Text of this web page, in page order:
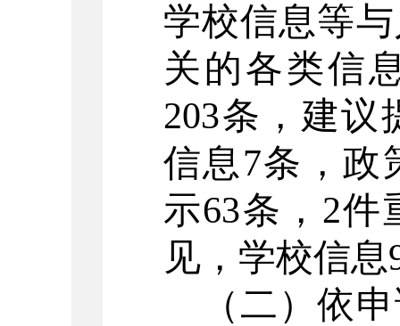
学校信息等
关的各类信
203条，建议
信息7条，政
示63条， 2件
见，学校信息
（二）依